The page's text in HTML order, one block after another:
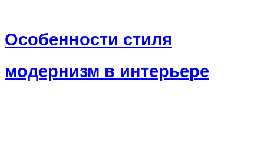
Особенности стиля
модернизм в интерьере